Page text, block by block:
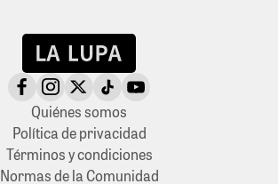
Quiénes somos
Política de privacidad
Términos y condiciones
Normas de la Comunidad